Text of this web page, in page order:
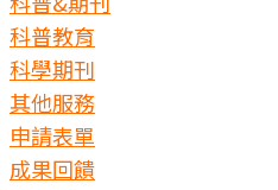
科普教育
科學期刊
其他服務
申請表單
成果回饋